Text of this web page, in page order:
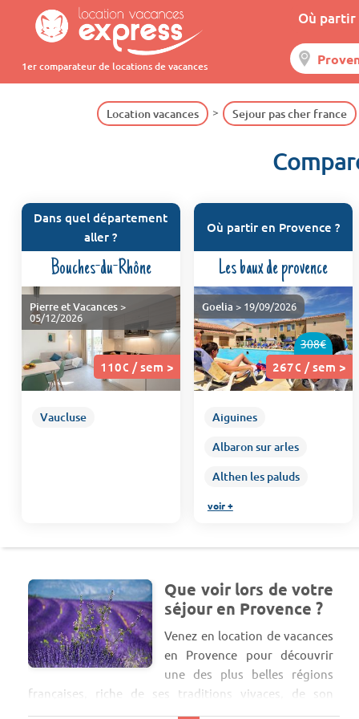
1er comparateur de locations de vacances
Où partir
Location vacances Sejour pas cher france
Dans quel département
aller ?
Bouches-du-Rhône
110€ / sem >
Pierre et Vacances>
05/12/2026
Vaucluse
Où partir en Provence ?
Les baux de provence
308€
267€ / sem >
Goelia > 19/09/2026
Aiguines
Albaron sur arles
Althen les paluds
voir +
Que voir lors de votre
séjour en Provence ?
Venez en location de vacances
en Provence pour découvrir
une des plus belles régions
françaises, riche de ses traditions vivaces, de son
architecture aux couleurs du sud et de ses paysages